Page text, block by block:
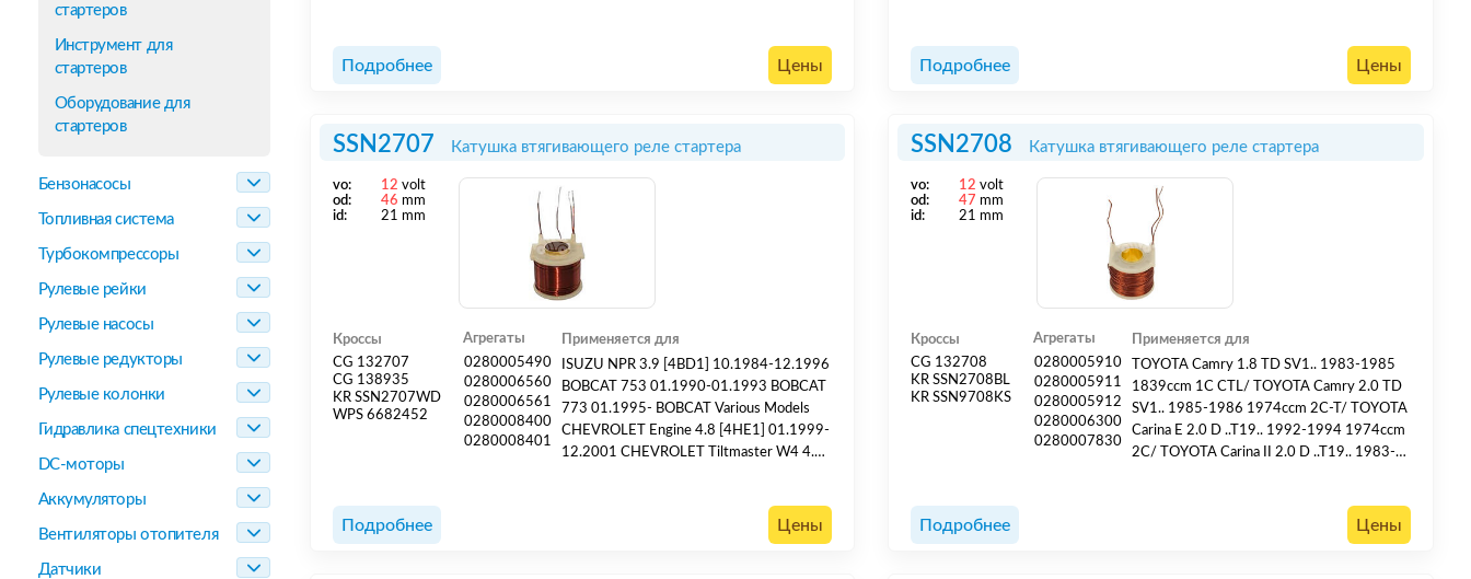
стартеров
Инструмент для
стартеров
Оборудование для
стартеров
Бензонасосы
Топливная система
Турбокомпрессоры
Рулевые рейки
Рулевые насосы
Рулевые редукторы
Рулевые колонки
Гидравлика спецтехники
DC-моторы
Аккумуляторы
Вентиляторы отопителя
Датчики
SCANIA R500 15.6 [DC16.19] 04.2004-
SCANIA R560 15.6 [DC16..] 01.2006-
SCANIA R560 ...
Подробнее Цены
Isuzu (1986-2005) , Kubota (1979-1998) ,
Mercruiser (1990-1997) , Teledyne -
Подробнее Цены
SSN2707 Катушка втягивающего реле стартера
vo: 12 volt
od:
46 mm
id:
21 mm
Кроссы
CG 132707
CG 138935
KR SSN2707WD
WPS 6682452
Агрегаты
0280005490
0280006560
0280006561
0280008400
0280008401
Применяется для
ISUZU NPR 3.9 [4BD1] 10.1984-12.1996
BOBCAT 753 01.1990-01.1993 BOBCAT
773 01.1995- BOBCAT Various Models
CHEVROLET Engine 4.8 [4HE1] 01.1999-
12.2001 CHEVROLET Tiltmaster W4 4.8
Подробнее Цены
SSN2708 Катушка втягивающего реле стартера
vo: 12 volt
od:
47 mm
id:
21 mm
Кроссы
CG 132708
KR SSN2708BL
KR SSN9708KS
Агрегаты
0280005910
0280005911
0280005912
0280006300
0280007830
Применяется для
TOYOTA Camry 1.8 TD SV1.. 1983-1985
1839ccm 1C CTL/ TOYOTA Camry 2.0 TD
SV1.. 1985-1986 1974ccm 2C-T/ TOYOTA
Carina E 2.0 D ..T19.. 1992-1994 1974ccm
2C/ TOYOTA Carina II 2.0 D ..T19.. 1983-
Подробнее Цены